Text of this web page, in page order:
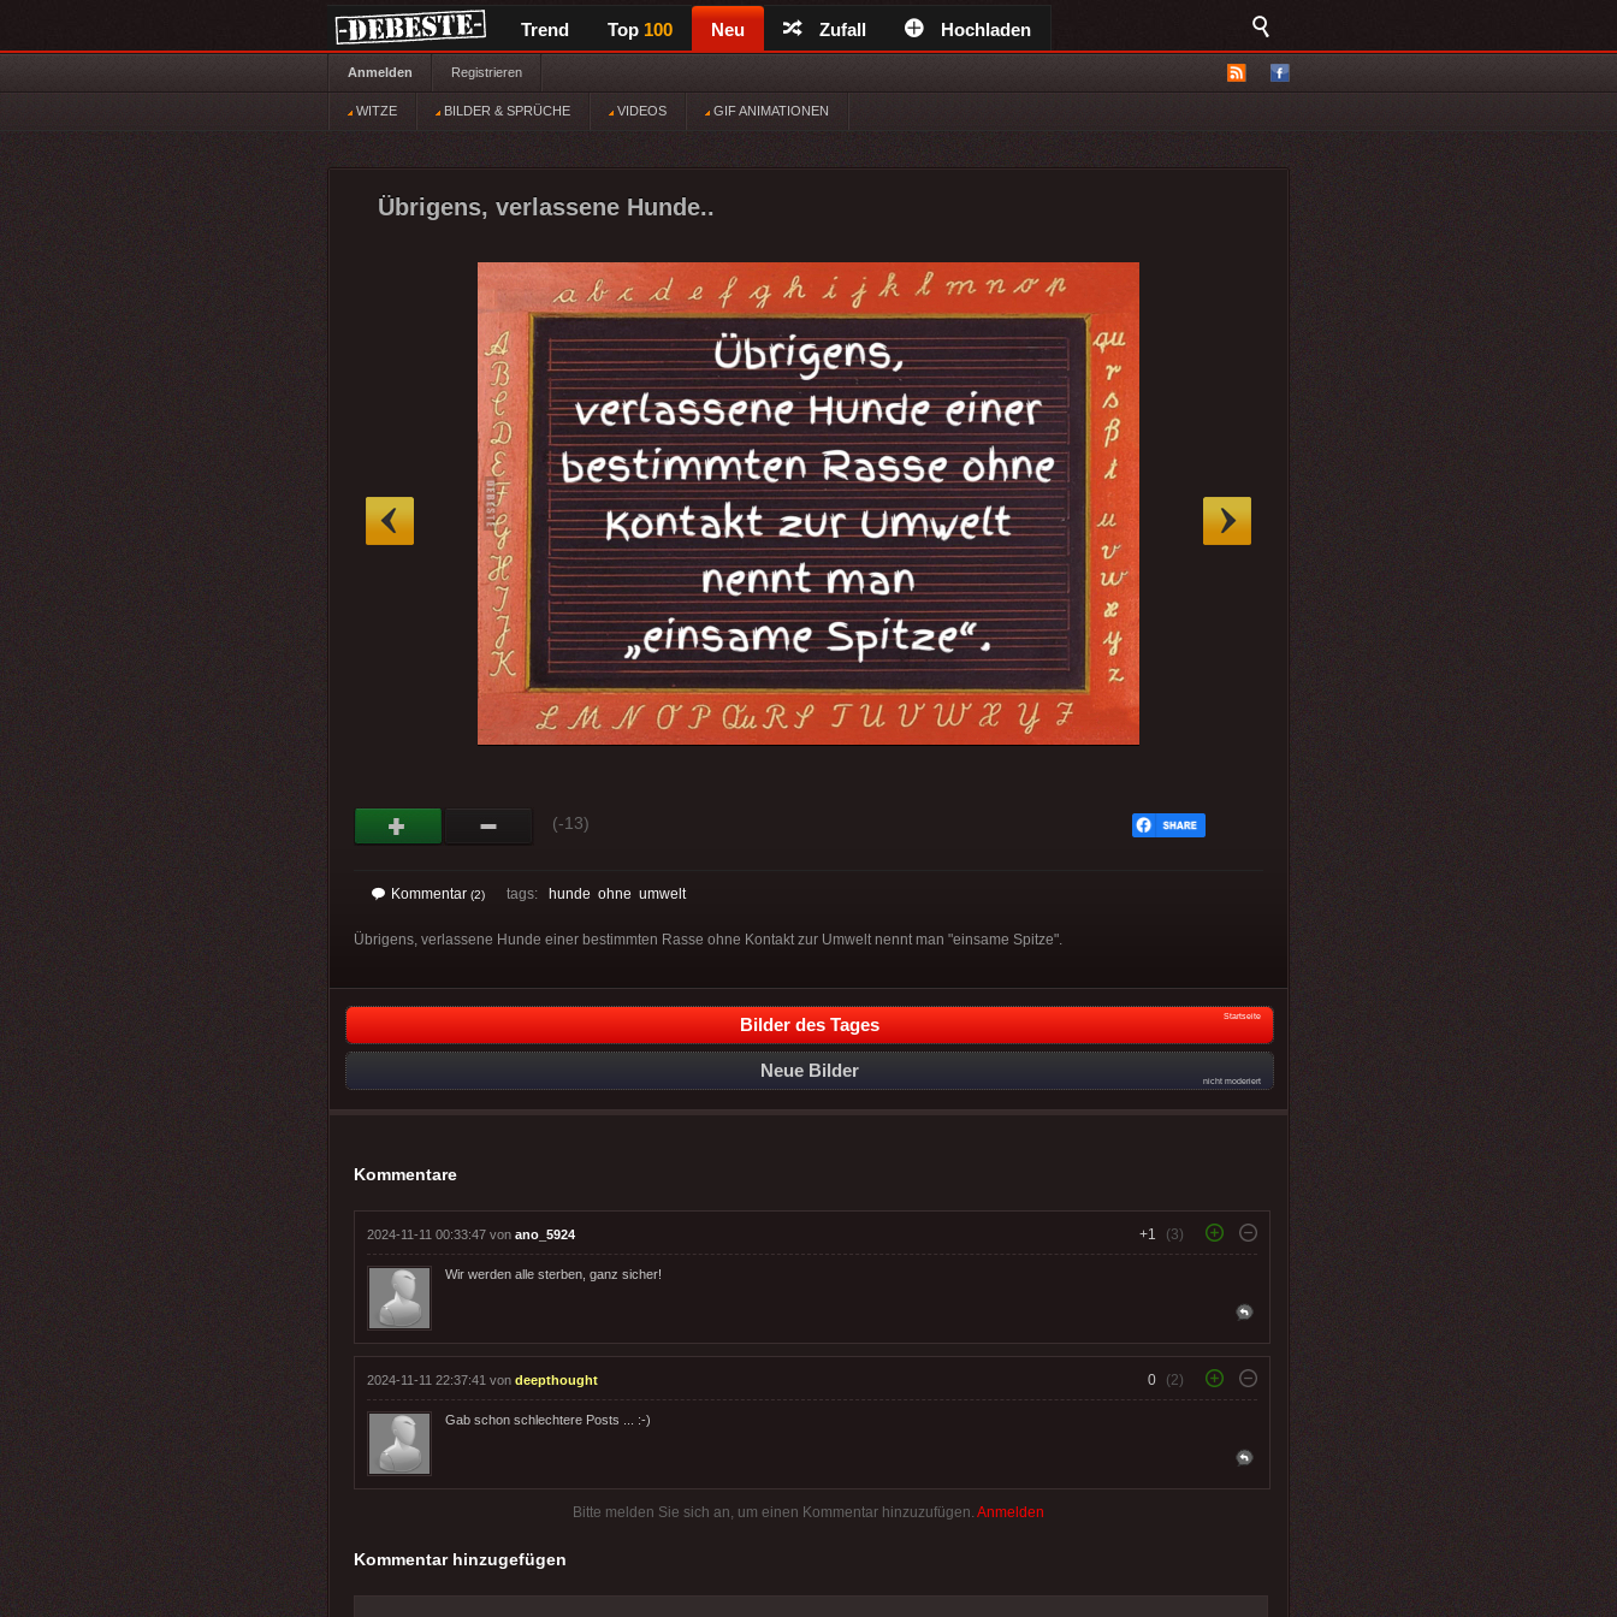
Trend Top 100 Neu Zufall Hochladen
Anmelden Registrieren
WITZE BILDER & SPRÜCHE VIDEOS GIF ANIMATIONEN
Übrigens, verlassene Hunde..
(-13)
Kommentar (2) tags: hunde ohne umwelt
Übrigens, verlassene Hunde einer bestimmten Rasse ohne Kontakt zur Umwelt nennt man "einsame Spitze".
Bilder des Tages Startseite
Neue Bilder
nicht moderiert
Kommentare
2024-11-11 00:33:47 von ano_5924 +1 (3)
Wir werden alle sterben, ganz sicher!
2024-11-11 22:37:41 von deepthought 0 (2)
Gab schon schlechtere Posts ... :-)
Bitte melden Sie sich an, um einen Kommentar hinzuzufügen. Anmelden
Kommentar hinzugefügen